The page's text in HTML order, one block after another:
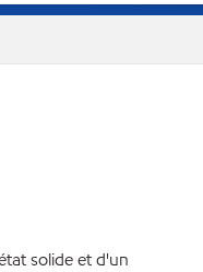
solide et d'un